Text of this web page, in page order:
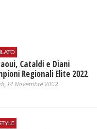
Cataldi e Diani
Regionali Elite 2022
14 Novembre 2022